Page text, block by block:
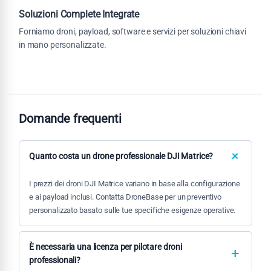
Soluzioni Complete Integrate
Forniamo droni, payload, software e servizi per soluzioni chiavi
in mano personalizzate.
Domande frequenti
Quanto costa un drone professionale DJI Matrice?
I prezzi dei droni DJI Matrice variano in base alla configurazione
e ai payload inclusi. Contatta DroneBase per un preventivo
personalizzato basato sulle tue specifiche esigenze operative.
È necessaria una licenza per pilotare droni
professionali?